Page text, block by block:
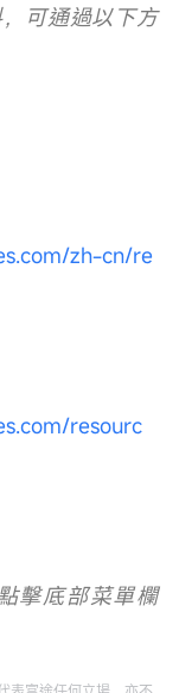
可通過以下方
zh-cn/re
resourc
擊底部菜單欄